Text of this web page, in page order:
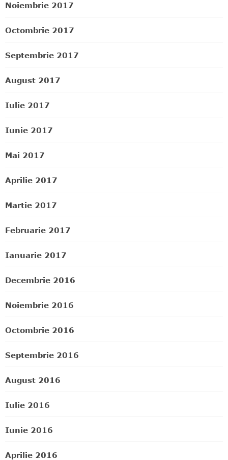
Noiembrie 2017
Octombrie 2017
Septembrie 2017
August 2017
Iulie 2017
Iunie 2017
Mai 2017
Aprilie 2017
Martie 2017
Februarie 2017
Ianuarie 2017
Decembrie 2016
Noiembrie 2016
Octombrie 2016
Septembrie 2016
August 2016
Iulie 2016
Iunie 2016
Aprilie 2016